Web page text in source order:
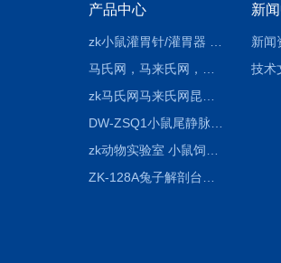
产品中心 新
新闻
技术